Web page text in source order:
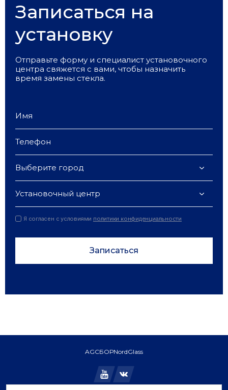
Записаться на
установку
Отправьте форму и специалист установочного
центра свяжется с вами, чтобы назначить
время замены стекла.
Выберите город
Установочный центр
Я согласен с условиями политики конфиденциальности
Записаться
AGCБОРNordGlass